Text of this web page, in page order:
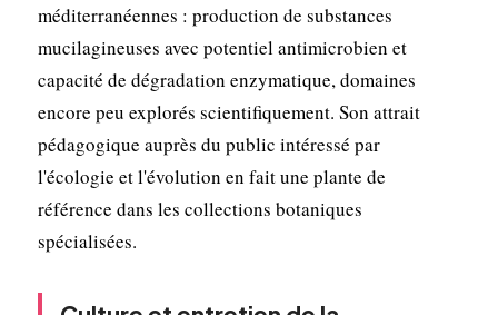
méditerranéennes : production de substances
mucilagineuses avec potentiel antimicrobien et
capacité de dégradation enzymatique, domaines
encore peu explorés scientifiquement. Son attrait
pédagogique auprès du public intéressé par
l'écologie et l'évolution en fait une plante de
référence dans les collections botaniques
spécialisées.